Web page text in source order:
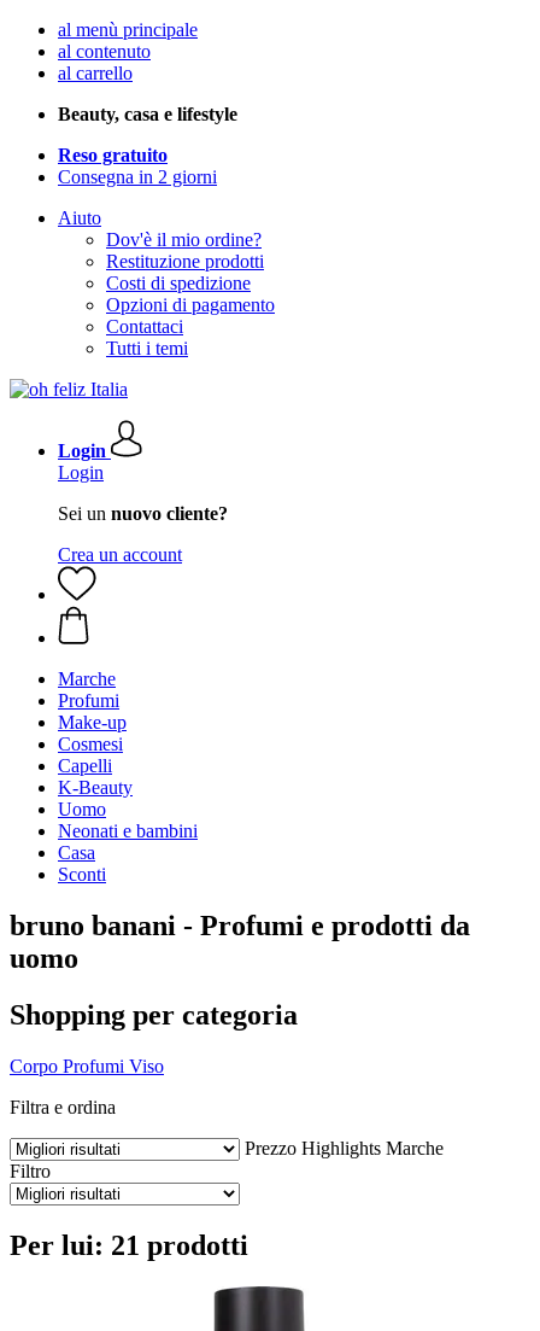
al menù principale
al contenuto
al carrello
Beauty, casa e lifestyle
Reso gratuito
Consegna in 2 giorni
Aiuto
Dov'è il mio ordine?
Restituzione prodotti
Costi di spedizione
Opzioni di pagamento
Contattaci
Tutti i temi
Login
Login
Sei un nuovo cliente?
Crea un account
Marche
Profumi
Make-up
Cosmesi
Capelli
K-Beauty
Uomo
Neonati e bambini
Casa
Sconti
bruno banani - Profumi e prodotti da
uomo
Shopping per categoria
Corpo Profumi Viso
Filtra e ordina
Prezzo Highlights Marche
Filtro
Per lui: 21 prodotti